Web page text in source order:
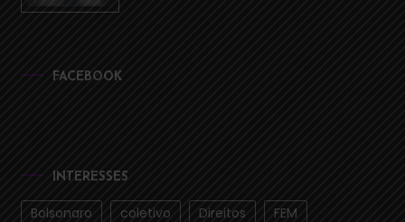
FACEBOOK
INTERESSES
Bolsonaro coletivo Direitos
FEM